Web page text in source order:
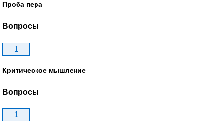
Проба пера
Вопросы
1
Критическое мышление
Вопросы
1